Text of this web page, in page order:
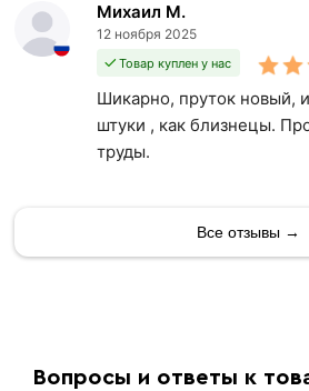
Михаил М.
12 ноября 2025
Товар куплен у нас
Шикарно, пруток новый,
штуки , как близнецы.
труды.
Все отзывы →
Вопросы и ответы к